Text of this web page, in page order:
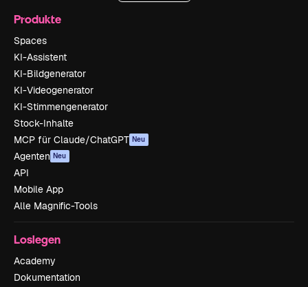
Produkte
Spaces
KI-Assistent
KI-Bildgenerator
KI-Videogenerator
KI-Stimmengenerator
Stock-Inhalte
MCP für Claude/ChatGPT Neu
Agenten Neu
API
Mobile App
Alle Magnific-Tools
Loslegen
Academy
Dokumentation